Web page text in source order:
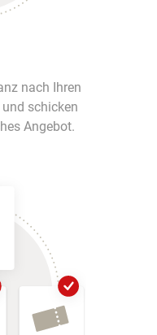
nach Ihren
schicken
Angebot.